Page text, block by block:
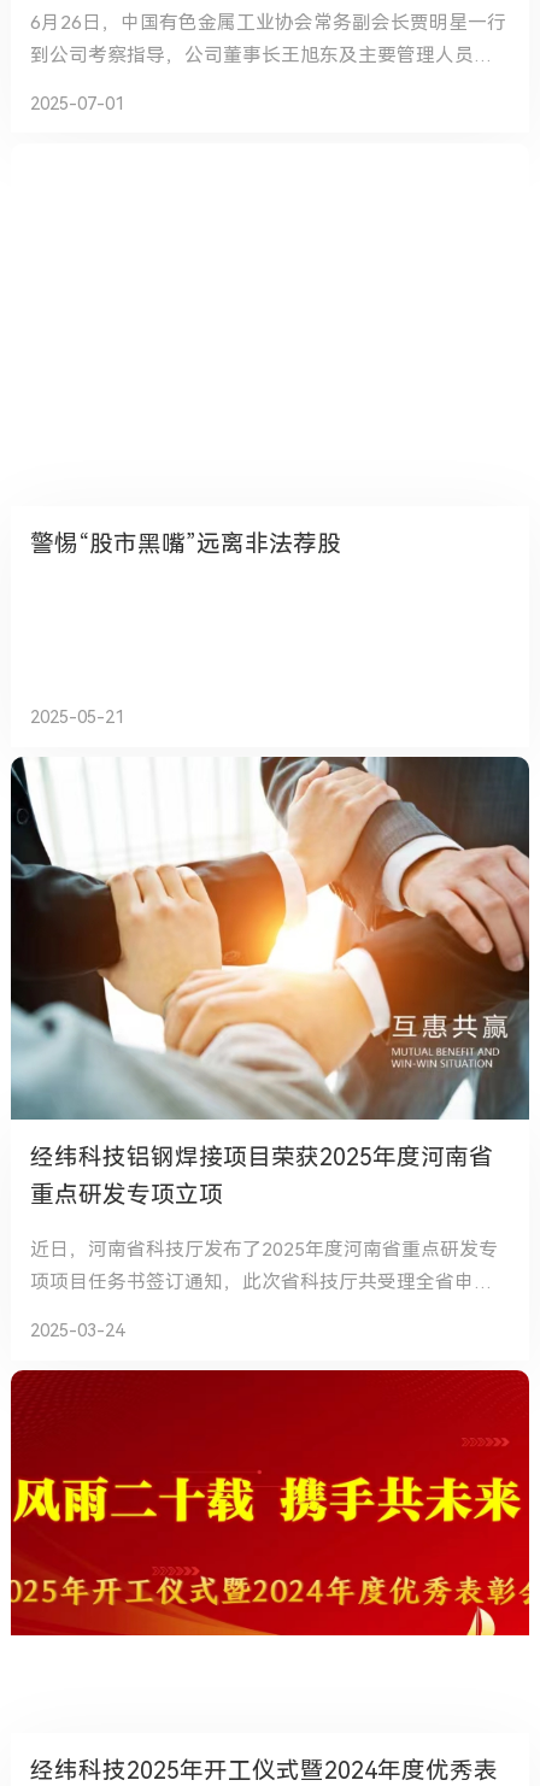
6月26日，中国有色金属工业协会常务副会长贾明星一行
到公司考察指导，公司董事长王旭东及主要管理人员陪
2025-07-01
警惕“股市黑嘴”远离非法荐股
2025-05-21
经纬科技铝钢焊接项目荣获2025年度河南省
重点研发专项立项
近日，河南省科技厅发布了2025年度河南省重点研发专
项项目任务书签订通知，此次省科技厅共受理全省申报
2025-03-24
经纬科技2025年开工仪式暨2024年度优秀表